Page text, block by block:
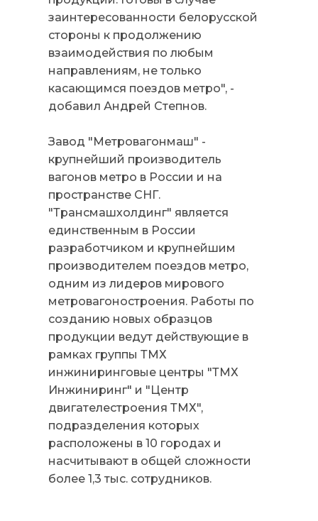
заинтересованности белорусской
стороны к продолжению
взаимодействия по любым
направлениям, не только
касающимся поездов метро", -
добавил Андрей Степнов.
Завод "Метровагонмаш" -
крупнейший производитель
вагонов метро в России и на
пространстве СНГ.
"Трансмашхолдинг" является
единственным в России
разработчиком и крупнейшим
производителем поездов метро,
одним из лидеров мирового
метровагоностроения. Работы по
созданию новых образцов
продукции ведут действующие в
рамках группы ТМХ
инжиниринговые центры "ТМХ
Инжиниринг" и "Центр
двигателестроения ТМХ",
подразделения которых
расположены в 10 городах и
насчитывают в общей сложности
более 1,3 тыс. сотрудников.